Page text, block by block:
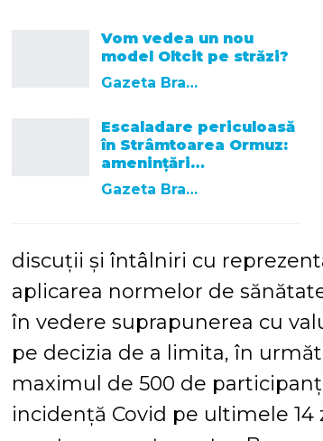
Vom vedea un nou
model Oltcit pe străzi?
Gazeta Brasovului
Escaladare periculoasă
în Strâmtoarea Ormuz:
amenințări…
Gazeta Brasovului
discuții și întâlniri cu
aplicarea normelor de
în vedere suprapunerea cu
pe decizia de a limita, în
maximul de 500 de
incidență Covid pe ultimele 14